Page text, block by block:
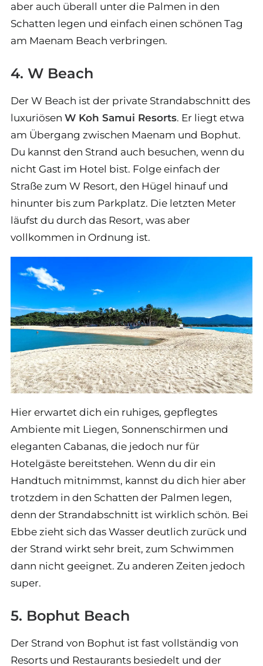
aber auch überall unter die Palmen in den
Schatten legen und einfach einen schönen Tag
am Maenam Beach verbringen.
4. W Beach
Der W Beach ist der private Strandabschnitt des
luxuriösen W Koh Samui Resorts. Er liegt etwa
am Übergang zwischen Maenam und Bophut.
Du kannst den Strand auch besuchen, wenn du
nicht Gast im Hotel bist. Folge einfach der
Straße zum W Resort, den Hügel hinauf und
hinunter bis zum Parkplatz. Die letzten Meter
läufst du durch das Resort, was aber
vollkommen in Ordnung ist.
Hier erwartet dich ein ruhiges, gepflegtes
Ambiente mit Liegen, Sonnenschirmen und
eleganten Cabanas, die jedoch nur für
Hotelgäste bereitstehen. Wenn du dir ein
Handtuch mitnimmst, kannst du dich hier aber
trotzdem in den Schatten der Palmen legen,
denn der Strandabschnitt ist wirklich schön. Bei
Ebbe zieht sich das Wasser deutlich zurück und
der Strand wirkt sehr breit, zum Schwimmen
dann nicht geeignet. Zu anderen Zeiten jedoch
super.
5. Bophut Beach
Der Strand von Bophut ist fast vollständig von
Resorts und Restaurants besiedelt und der